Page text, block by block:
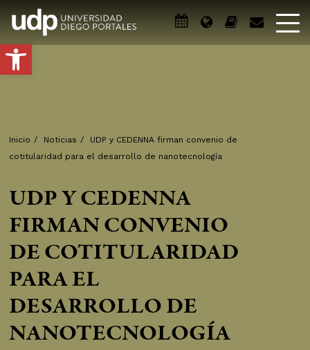
Abrir barra de herramientas
Inicio / Noticias /
UDP y CEDENNA firman convenio de
cotitularidad para el desarrollo de nanotecnología
UDP Y CEDENNA
FIRMAN CONVENIO
DE COTITULARIDAD
PARA EL
DESARROLLO DE
NANOTECNOLOGÍA